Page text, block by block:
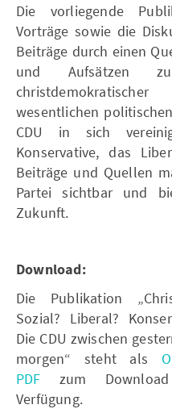
Die vorliegende
Vorträge sowie die
Beiträge durch einen
und Aufsätzen
wesentlichen
CDU in sich
Konservative, das
Beiträge und Quellen
Partei sichtbar und
Zukunft.
Download:
Die Publikation
Sozial? Liberal?
Die CDU zwischen
morgen“ steht als
PDF zum
Verfügung.